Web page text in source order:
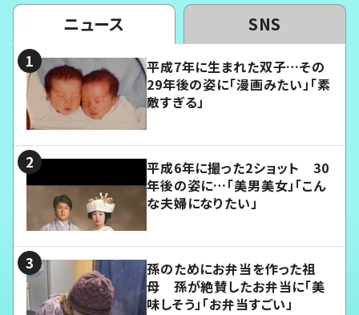
ニュース SNS
平成7年に生まれた双子…その
29年後の姿に「漫画みたい」「素
敵すぎる」
平成6年に撮った2ショット 30
年後の姿に…「美男美女」「こん
な夫婦になりたい」
孫のためにお弁当を作った祖
母 孫が絶賛したお弁当に「美
味しそう」「お弁当すごい」